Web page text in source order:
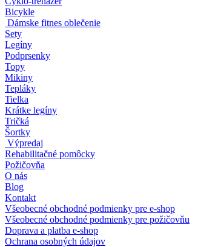
Bicykle
Dámske fitnes oblečenie
Sety
Legíny
Podprsenky
Topy
Mikiny
Tepláky
Tielka
Krátke legíny
Tričká
Šortky
Výpredaj
Rehabilitačné pomôcky
Požičovňa
O nás
Blog
Kontakt
Všeobecné obchodné podmienky pre e-shop
Všeobecné obchodné podmienky pre požičovňu
Doprava a platba e-shop
Ochrana osobných údajov